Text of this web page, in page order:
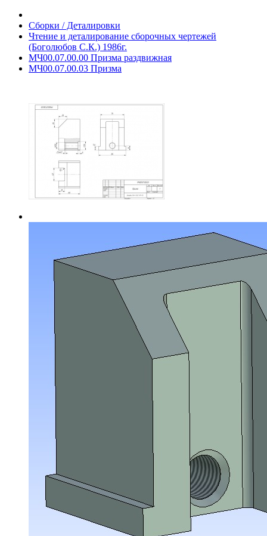
Сборки / Деталировки
Чтение и деталирование сборочных чертежей
(Боголюбов С.К.) 1986г.
МЧ00.07.00.00 Призма раздвижная
МЧ00.07.00.03 Призма